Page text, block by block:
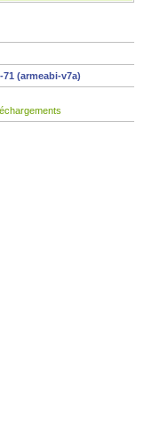
71 (armeabi-v7a)